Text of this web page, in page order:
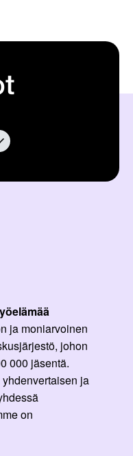
ja moniarvoinen
johon
000 jäsentä.
ja
on